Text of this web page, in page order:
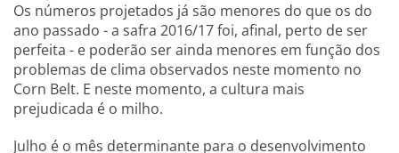
Os números projetados já são menores do que os do
ano passado - a safra 2016/17 foi, afinal, perto de ser
perfeita - e poderão ser ainda menores em função dos
problemas de clima observados neste momento no
Corn Belt. E neste momento, a cultura mais
prejudicada é o milho.
Julho é o mês determinante para o desenvolvimento